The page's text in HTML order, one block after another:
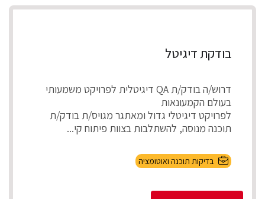
בודקת דיגיטל
דרוש/ה בודק/ת QA דיגיטלית לפרויקט משמעותי
בעולם הקמעונאות
לפרויקט דיגיטלי גדול ומאתגר מגויס/ת בודק/ת
תוכנה מנוסה, להשתלבות בצוות פיתוח קי...
בדיקות תוכנה ואוטומציה